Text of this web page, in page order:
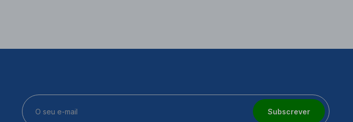
Subscrever